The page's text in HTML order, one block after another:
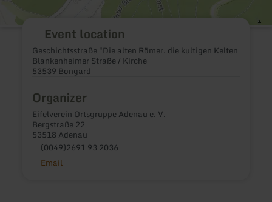
Event location
Geschichtsstraße "Die alten Römer. die kultigen Kelten
Blankenheimer Straße / Kirche
53539 Bongard
Organizer
Eifelverein Ortsgruppe Adenau e. V.
Bergstraße 22
53518 Adenau
(0049)2691 93 2036
Email